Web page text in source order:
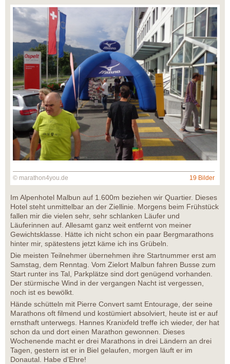
© marathon4you.de 19 Bilder
Im Alpenhotel Malbun auf 1.600m beziehen wir Quartier. Dieses
Hotel steht unmittelbar an der Ziellinie. Morgens beim Frühstück
fallen mir die vielen sehr, sehr schlanken Läufer und
Läuferinnen auf. Allesamt ganz weit entfernt von meiner
Gewichtsklasse. Hätte ich nicht schon ein paar Bergmarathons
hinter mir, spätestens jetzt käme ich ins Grübeln.
Die meisten Teilnehmer übernehmen ihre Startnummer erst am
Samstag, dem Renntag. Vom Zielort Malbun fahren Busse zum
Start runter ins Tal, Parkplätze sind dort genügend vorhanden.
Der stürmische Wind in der vergangen Nacht ist vergessen,
noch ist es bewölkt.
Hände schütteln mit Pierre Convert samt Entourage, der seine
Marathons oft filmend und kostümiert absolviert, heute ist er auf
ernsthaft unterwegs. Hannes Kranixfeld treffe ich wieder, der hat
schon da und dort einen Marathon gewonnen. Dieses
Wochenende macht er drei Marathons in drei Ländern an drei
Tagen, gestern ist er in Biel gelaufen, morgen läuft er im
Donautal. Habe d’Ehre!